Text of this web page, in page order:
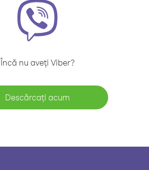
Încă nu aveți Viber?
Descărcați acum